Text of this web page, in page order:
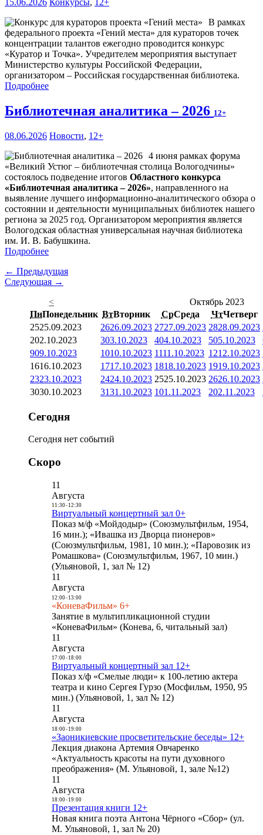
15.06.2026 Конкурсы,
12+
В рамках
федерального проекта «Гений места» для кураторов точек
концентрации талантов ежегодно проводится конкурс
«Куратор и Точка». Учредителем мероприятия выступает
Министерство культуры Российской Федерации,
организатором – Российская государственная библиотека.
Подробнее
Библиотечная аналитика – 2026 12+
08.06.2026 Новости, 12+
4 июня рамках форума
«Великий Устюг – библиотечная столица Вологодчины»
состоялось подведение итогов Областного конкурса
«Библиотечная аналитика – 2026», направленного на
выявление лучшего информационно-аналитического обзора о
состоянии и деятельности муниципальных библиотек нашего
региона за 2025 год. Организатором мероприятия является
Вологодская областная универсальная научная библиотека
им. И. В. Бабушкина.
Подробнее
← Предыдущая
Следующая →
<
Октябрь 2023
ПнПонедельник ВтВторник СрСреда ЧтЧетверг
2525.09.2023 2626.09.2023 2727.09.2023 2828.09.2023
202.10.2023 303.10.2023 404.10.2023 505.10.2023
909.10.2023 1010.10.2023 1111.10.2023 1212.10.2023
1616.10.2023 1717.10.2023 1818.10.2023 1919.10.2023
2323.10.2023 2424.10.2023 2525.10.2023 2626.10.2023
3030.10.2023 3131.10.2023 101.11.2023 202.11.2023
Сегодня
Сегодня нет событий
Скоро
11
Августа
11:30- 12:30
Виртуальный концертный зал 0+
Показ м/ф «Мойдодыр» (Союзмультфильм, 1954,
16 мин.); «Ивашка из Дворца пионеров»
(Союзмультфильм, 1981, 10 мин.); «Паровозик из
Ромашкова» (Союзмультфильм, 1967, 10 мин.)
(Ульяновой, 1, зал № 12)
11
Августа
12:00- 13:00
«КоневаФильм» 6+
Занятие в мультипликационной студии
«КоневаФильм» (Конева, 6, читальный зал)
11
Августа
17:00- 18:00
Виртуальный концертный зал 12+
Показ х/ф «Смелые люди» к 100-летию актера
театра и кино Сергея Гурзо (Мосфильм, 1950, 95
мин.) (Ульяновой, 1, зал № 12)
11
Августа
18:00- 19:00
«Заоникиевские просветительские беседы» 12+
Лекция диакона Артемия Овчаренко
«Актуальность красоты на пути духовного
преображения» (М. Ульяновой, 1, зале №12)
11
Августа
18:00- 19:00
Презентация книги 12+
Новая книга поэта Антона Чёрного «Сбор» (ул.
М. Ульяновой, 1, зал № 20)